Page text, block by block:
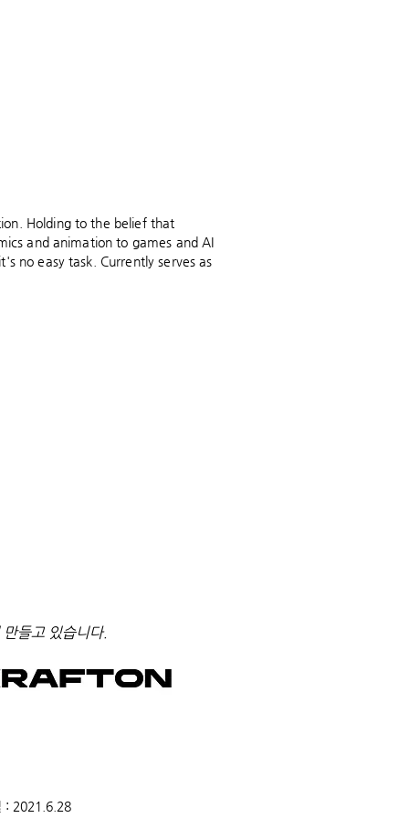
Holding to the belief that
and animation to games and AI
no easy task. Currently serves as
들고 있습니다.
: 2021.6.28